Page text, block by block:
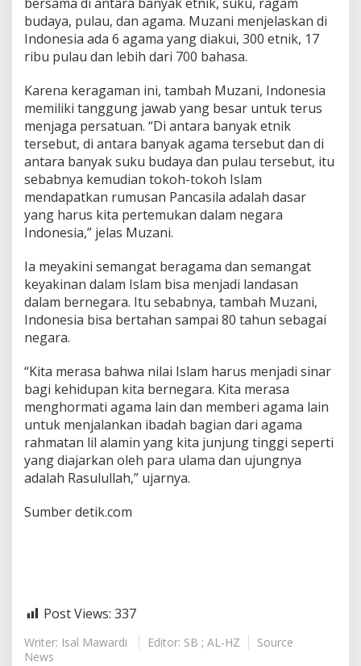
a
a
m
n
R
I
budaya, pulau, dan agama. Muzani menjelaskan di
Indonesia ada 6 agama yang diakui, 300 etnik, 17
ribu pulau dan lebih dari 700 bahasa.
Karena keragaman ini, tambah Muzani, Indonesia
memiliki tanggung jawab yang besar untuk terus
menjaga persatuan. “Di antara banyak etnik
tersebut, di antara banyak agama tersebut dan di
antara banyak suku budaya dan pulau tersebut, itu
sebabnya kemudian tokoh-tokoh Islam
mendapatkan rumusan Pancasila adalah dasar
yang harus kita pertemukan dalam negara
Indonesia,” jelas Muzani.
Ia meyakini semangat beragama dan semangat
keyakinan dalam Islam bisa menjadi landasan
dalam bernegara. Itu sebabnya, tambah Muzani,
Indonesia bisa bertahan sampai 80 tahun sebagai
negara.
“Kita merasa bahwa nilai Islam harus menjadi sinar
bagi kehidupan kita bernegara. Kita merasa
menghormati agama lain dan memberi agama lain
untuk menjalankan ibadah bagian dari agama
rahmatan lil alamin yang kita junjung tinggi seperti
yang diajarkan oleh para ulama dan ujungnya
adalah Rasulullah,” ujarnya.
Sumber detik.com
Post Views: 337
Writer: Isal Mawardi Editor: SB ; AL-HZ
Source
News